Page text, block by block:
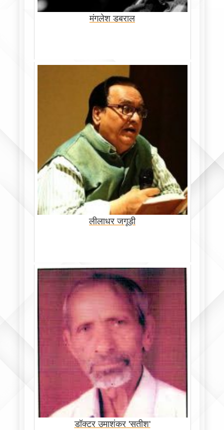
मंगलेश डबराल
लीलाधर जगूड़ी
डॉक्टर उमाशंकर 'सतीश'